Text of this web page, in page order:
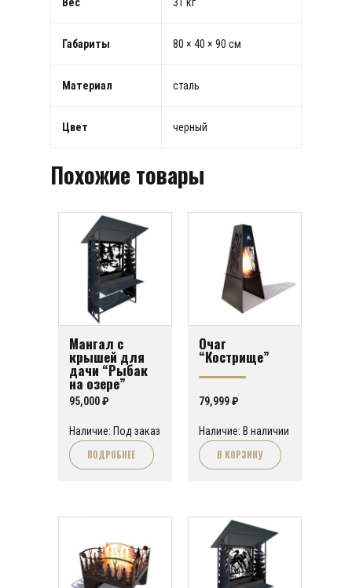
Вес 31 кг
Габариты 80 × 40 × 90 см
Материал сталь
Цвет черный
Похожие товары
Мангал с
крышей для
дачи “Рыбак
на озере”
95,000₽
Наличие: Под заказ
ПОДРОБНЕЕ
Очаг
“Кострище”
79,999₽
Наличие: В наличии
В КОРЗИНУ